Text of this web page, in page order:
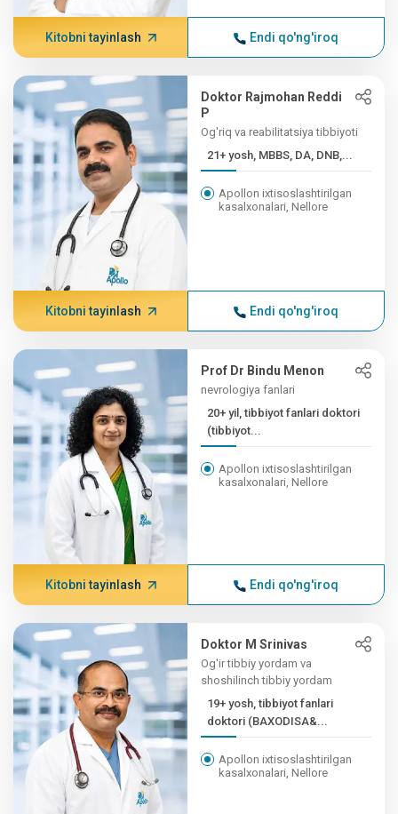
Kitobni tayinlash Endi qo'ng'iroq
Doktor Rajmohan Reddi
P
Og'riq va reabilitatsiya tibbiyoti
21+ yosh, MBBS, DA, DNB,...
Apollon ixtisoslashtirilgan
kasalxonalari, Nellore
Kitobni tayinlash Endi qo'ng'iroq
Prof Dr Bindu Menon
nevrologiya fanlari
20+ yil, tibbiyot fanlari doktori
(tibbiyot...
Apollon ixtisoslashtirilgan
kasalxonalari, Nellore
Kitobni tayinlash Endi qo'ng'iroq
Doktor M Srinivas
Og'ir tibbiy yordam va
shoshilinch tibbiy yordam
19+ yosh, tibbiyot fanlari
doktori (BAXODISA&...
Apollon ixtisoslashtirilgan
kasalxonalari, Nellore